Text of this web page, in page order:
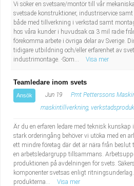
Vi söker en svetsare/montör till vår
svetsade konstruktioner, industriservice
både med tillverkning i verkstad samt
hos våra kunder i huvudsak ca 3 mil radie
förekomma arbete i övriga delar av Sverige.
tidigare utbildning och/eller erfarenhet av
industrimontage. -Som...
Visa mer
Teamledare inom svets
Ansök Jun 19 Pmt Petterssons
maskintillverkning,
Är du en erfaren ledare med teknisk kunskap
stark orderingång behöver vi utöka med en
ett mindre företag där det är nära från
en arbetsledargrupp tillsammans.
produktionen på avdelningen för svets.
komponenter svetsas enligt
produkterna...
Visa mer